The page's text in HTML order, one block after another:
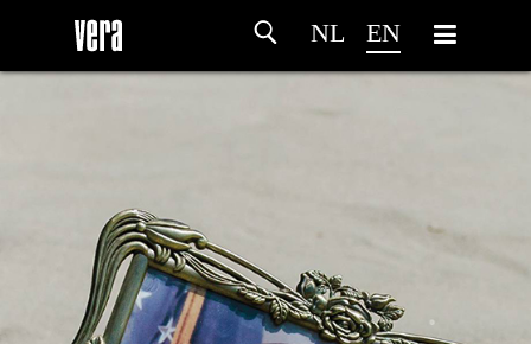
NL EN